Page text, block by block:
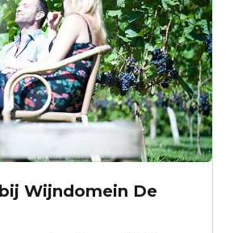
Wijndomein De